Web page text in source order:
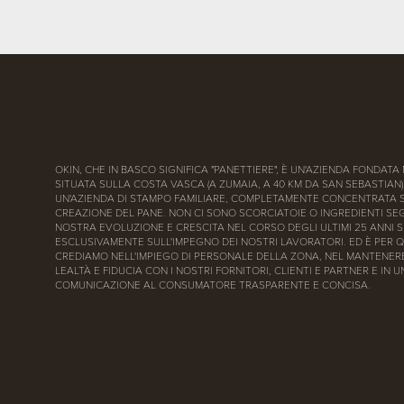
OKIN, CHE IN BASCO SIGNIFICA "PANETTIERE", È UN'AZIENDA FONDATA
SITUATA SULLA COSTA VASCA (A ZUMAIA, A 40 KM DA SAN
UN'AZIENDA DI STAMPO FAMILIARE, COMPLETAMENTE CONCENTRATA
CREAZIONE DEL PANE. NON CI SONO SCORCIATOIE O INGREDIENTI
NOSTRA EVOLUZIONE E CRESCITA NEL CORSO DEGLI ULTIMI 25 ANNI
ESCLUSIVAMENTE SULL'IMPEGNO DEI NOSTRI LAVORATORI. ED È PER
CREDIAMO NELL'IMPIEGO DI PERSONALE DELLA ZONA, NEL
LEALTÀ E FIDUCIA CON I NOSTRI FORNITORI, CLIENTI E PARTNER E IN
COMUNICAZIONE AL CONSUMATORE TRASPARENTE E CONCISA.